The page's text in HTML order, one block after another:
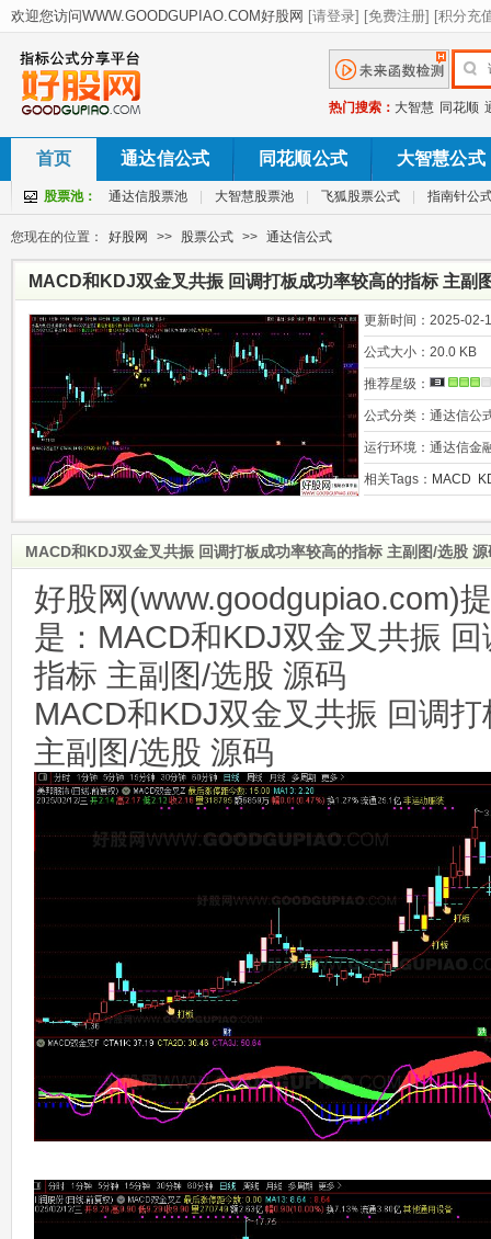
热门搜索： 大智慧 同花顺
首页 通达信公式 同花顺公式 大智慧公式
股票池： 通达信股票池 大智慧股票池 飞狐股票公式 指南针公
您现在的位置： 好股网 >> 股票公式 >> 通达信公式
MACD和KDJ双金叉共振 回调打板成功率较高的指标 主副
更新时间： 2025-02-
公式大小： 20.0 KB
推荐星级：
公式分类： 通达信公
运行环境： 通达信金
相关Tags： MACD
MACD和KDJ双金叉共振 回调打板成功率较高的指标 主副图/选股
好股网(www.goodgupiao.com)
是：MACD和KDJ双金叉共振
指标 主副图/选股 源码
MACD和KDJ双金叉共振 回调
主副图/选股 源码